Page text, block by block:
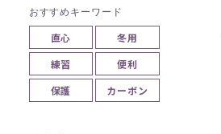
おすすめキーワード
直心
冬用
練習
便利
保護
カーボン